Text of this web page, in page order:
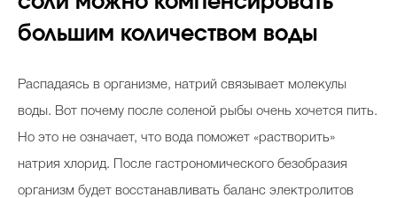
большим количеством воды
Распадаясь в организме, натрий связывает молекулы
воды. Вот почему после соленой рыбы очень хочется пить.
Но это не означает, что вода поможет «растворить»
натрия хлорид. После гастрономического безобразия
организм будет восстанавливать баланс электролитов